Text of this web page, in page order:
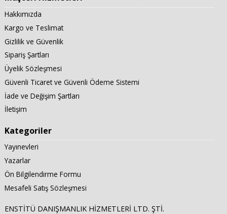
Hakkımızda
Kargo ve Teslimat
Gizlilik ve Güvenlik
Sipariş Şartları
Üyelik Sözleşmesi
Güvenli Ticaret ve Güvenli Ödeme Sistemi
İade ve Değişim Şartları
İletişim
Kategoriler
Yayınevleri
Yazarlar
Ön Bilgilendirme Formu
Mesafeli Satış Sözleşmesi
ENSTİTÜ DANIŞMANLIK HİZMETLERİ LTD. ŞTİ.